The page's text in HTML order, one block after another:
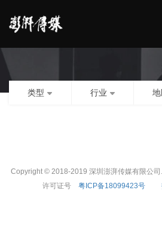
类型 行业
Copyright © 2018-2019 深圳澎湃传媒有限公
许可证号 粤ICP备18099423号